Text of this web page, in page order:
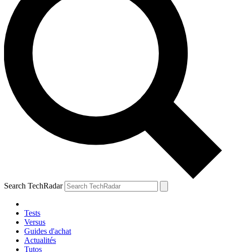
Search TechRadar
Tests
Versus
Guides d'achat
Actualités
Tutos